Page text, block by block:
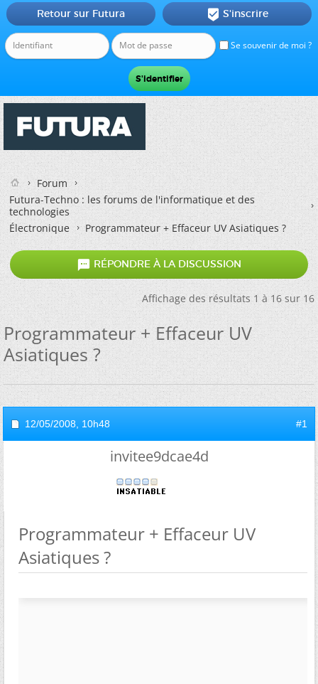
Se souvenir de moi ?
Retour sur Futura  S'inscrire
Forum
Futura-Techno : les forums de l'informatique et des
technologies
Électronique
Programmateur + Effaceur UV Asiatiques ?
 RÉPONDRE À LA DISCUSSION
Affichage des résultats 1 à 16 sur 16
Programmateur + Effaceur UV
Asiatiques ?
12/05/2008, 10h48 #1
invitee9dcae4d
Programmateur + Effaceur UV
Asiatiques ?